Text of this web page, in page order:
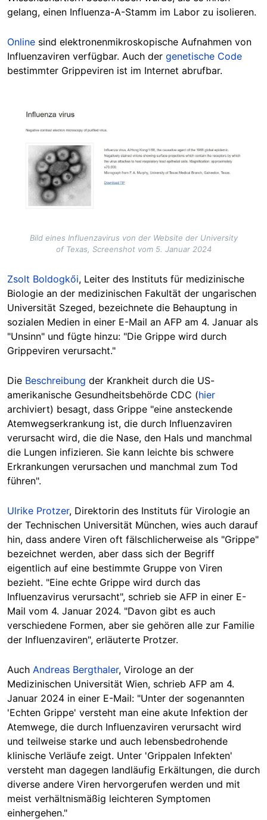
gelang, einen Influenza-A-Stamm im Labor zu isolieren.
Online sind elektronenmikroskopische Aufnahmen von
Influenzaviren verfügbar. Auch der genetische Code
bestimmter Grippeviren ist im Internet abrufbar.
Image
Bild eines Influenzavirus von der Website der University
of Texas, Screenshot vom 5. Januar 2024
Zsolt Boldogkői, Leiter des Instituts für medizinische
Biologie an der medizinischen Fakultät der ungarischen
Universität Szeged, bezeichnete die Behauptung in
sozialen Medien in einer E-Mail an AFP am 4. Januar als
"Unsinn" und fügte hinzu: "Die Grippe wird durch
Grippeviren verursacht."
Die Beschreibung der Krankheit durch die US-
amerikanische Gesundheitsbehörde CDC (hier
archiviert) besagt, dass Grippe "eine ansteckende
Atemwegserkrankung ist, die durch Influenzaviren
verursacht wird, die die Nase, den Hals und manchmal
die Lungen infizieren. Sie kann leichte bis schwere
Erkrankungen verursachen und manchmal zum Tod
führen".
Ulrike Protzer, Direktorin des Instituts für Virologie an
der Technischen Universität München, wies auch darauf
hin, dass andere Viren oft fälschlicherweise als "Grippe"
bezeichnet werden, aber dass sich der Begriff
eigentlich auf eine bestimmte Gruppe von Viren
bezieht. "Eine echte Grippe wird durch das
Influenzavirus verursacht", schrieb sie AFP in einer E-
Mail vom 4. Januar 2024. "Davon gibt es auch
verschiedene Formen, aber sie gehören alle zur Familie
der Influenzaviren", erläuterte Protzer.
Auch Andreas Bergthaler, Virologe an der
Medizinischen Universität Wien, schrieb AFP am 4.
Januar 2024 in einer E-Mail: "Unter der sogenannten
'Echten Grippe' versteht man eine akute Infektion der
Atemwege, die durch Influenzaviren verursacht wird
und teilweise starke und auch lebensbedrohende
klinische Verläufe zeigt. Unter 'Grippalen Infekten'
versteht man dagegen landläufig Erkältungen, die durch
diverse andere Viren hervorgerufen werden und mit
meist verhältnismäßig leichteren Symptomen
einhergehen."